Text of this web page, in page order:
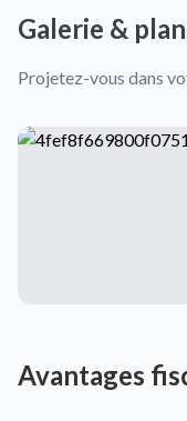
Galerie &
Projetez-vous dans
Avantages